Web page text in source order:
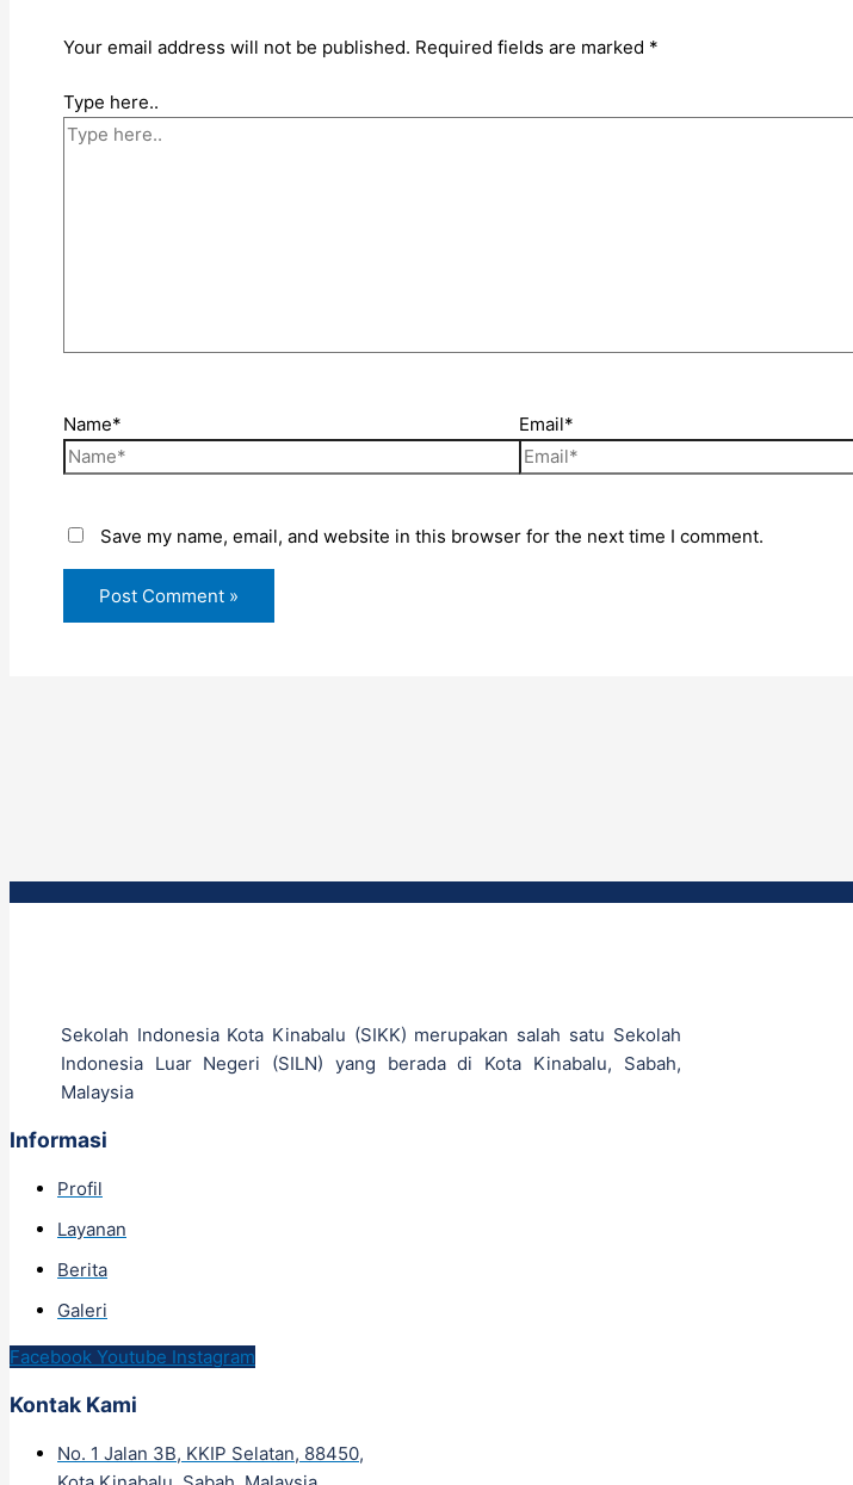
Your email address will not be published. Required fields are marked *
Type here..
Name* Email*
Save my name, email, and website in this browser for the next time I comment.
Sekolah Indonesia Kota Kinabalu (SIKK) merupakan salah satu Sekolah
Indonesia Luar Negeri (SILN) yang berada di Kota Kinabalu, Sabah,
Malaysia
Informasi
Profil
Layanan
Berita
Galeri
Facebook Youtube Instagram
Kontak Kami
No. 1 Jalan 3B, KKIP Selatan, 88450,